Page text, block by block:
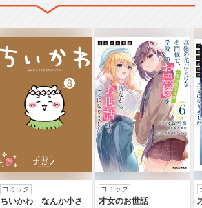
コミック
ちいかわ なんか小さ
コミック
才女のお世話